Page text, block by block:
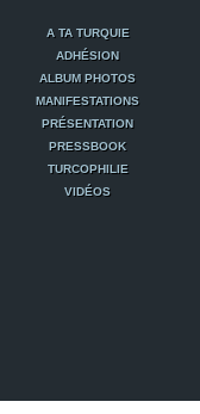
A TA TURQUIE
ADHÉSION
ALBUM PHOTOS
MANIFESTATIONS
PRÉSENTATION
PRESSBOOK
TURCOPHILIE
VIDÉOS